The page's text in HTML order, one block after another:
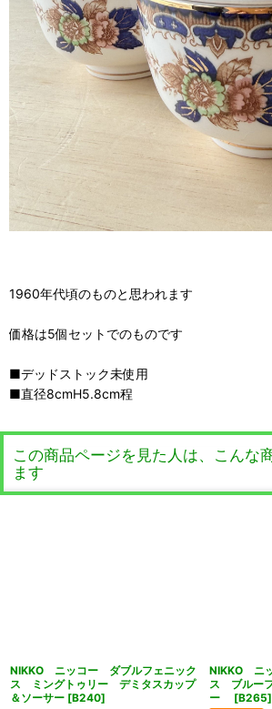
1960年代頃のものと思われます
価格は5個セットでのものです
■デッドストック未使用
■直径8cmH5.8cm程
この商品ページを見た人は、こんな
ます
NIKKO ニッコー ダブルフェニック
ス ミングトゥリー デミタスカップ
＆ソーサー [B240]
NIKKO ニ
ス ブルー
ー
[B265]